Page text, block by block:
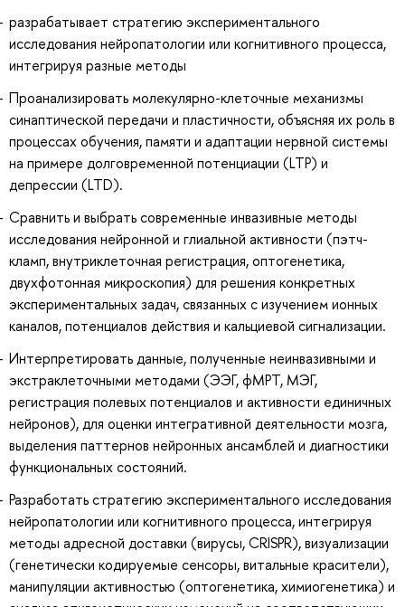
разрабатывает стратегию экспериментального
исследования нейропатологии или когнитивного процесса,
интегрируя разные методы
Проанализировать молекулярно-клеточные механизмы
синаптической передачи и пластичности, объясняя их роль в
процессах обучения, памяти и адаптации нервной системы
на примере долговременной потенциации (LTP) и
депрессии (LTD).
Сравнить и выбрать современные инвазивные методы
исследования нейронной и глиальной активности (пэтч-
кламп, внутриклеточная регистрация, оптогенетика,
двухфотонная микроскопия) для решения конкретных
экспериментальных задач, связанных с изучением ионных
каналов, потенциалов действия и кальциевой сигнализации.
Интерпретировать данные, полученные неинвазивными и
экстраклеточными методами (ЭЭГ, фМРТ, МЭГ,
регистрация полевых потенциалов и активности единичных
нейронов), для оценки интегративной деятельности мозга,
выделения паттернов нейронных ансамблей и диагностики
функциональных состояний.
Разработать стратегию экспериментального исследования
нейропатологии или когнитивного процесса, интегрируя
методы адресной доставки (вирусы, CRISPR), визуализации
(генетически кодируемые сенсоры, витальные красители),
манипуляции активностью (оптогенетика, химиогенетика) и